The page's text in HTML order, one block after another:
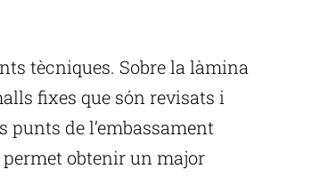
tècniques. Sobre la làmina
fixes que són revisats i
punts de l’embassament
permet obtenir un major